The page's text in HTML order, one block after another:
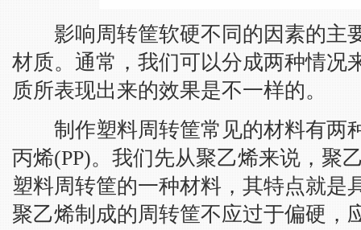
影响周转筐软硬不同的因素的主
材质。通常，我们可以分成两种情况
质所表现出来的效果是不一样的。
制作塑料周转筐常见的材料有两
丙烯(PP)。我们先从聚乙烯来说，聚
塑料周转筐的一种材料，其特点就是
聚乙烯制成的周转筐不应过于偏硬，